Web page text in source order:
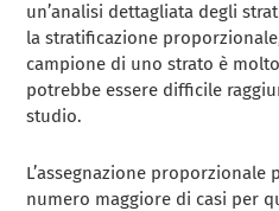
un’analisi dettagliata degli
la stratificazione
campione di uno strato è
potrebbe essere difficile
studio.
L’assegnazione
numero maggiore di casi per